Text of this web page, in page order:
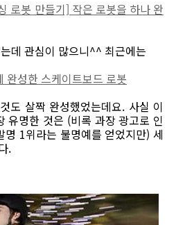
로봇 만들기] 작은 로봇을 하나 완
데 관심이 많으니^^ 최근에는
성한 스케이트보드 로봇
도 살짝 완성했었는데요. 사실 이
유명한 것은 (비록 과장 광고로 인
1위라는 불명예를 얻었지만) 세
.